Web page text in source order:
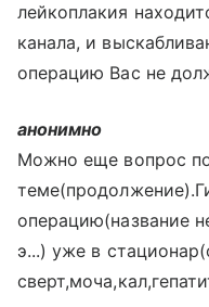
лейкоплакия
канала, и
операцию Вас не
анонимно
Можно еще вопрос
операцию(название
э...) уже в